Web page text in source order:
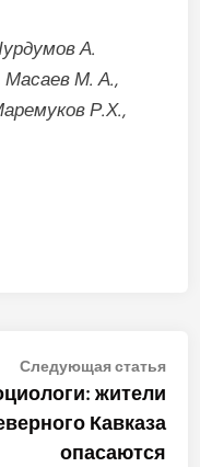
А.
Масаев М. А.,
Р.Х.,
Следующая статья
жители
Кавказа
опасаются